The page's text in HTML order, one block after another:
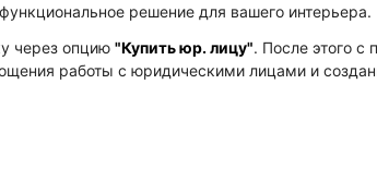
решение для вашего интерьера.
через опцию "Купить юр. лицу". После этого
работы с юридическими лицами и